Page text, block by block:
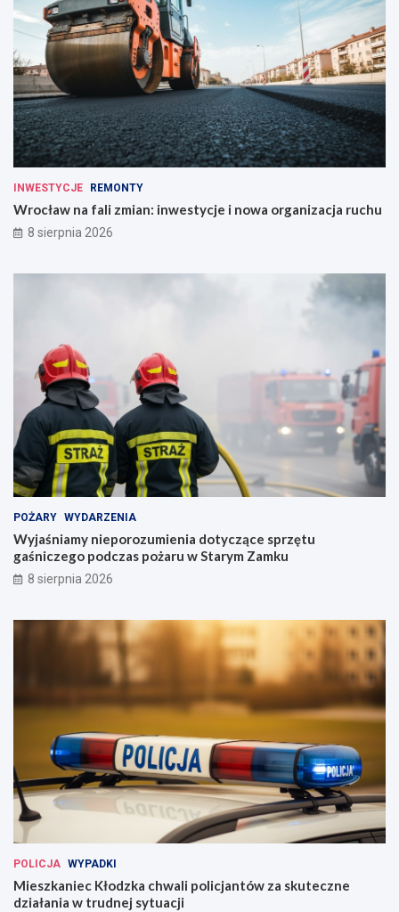
INWESTYCJE REMONTY
Wrocław na fali zmian: inwestycje i nowa organizacja ruchu
8 sierpnia 2026
POŻARY WYDARZENIA
Wyjaśniamy nieporozumienia dotyczące sprzętu
gaśniczego podczas pożaru w Starym Zamku
8 sierpnia 2026
POLICJA WYPADKI
Mieszkaniec Kłodzka chwali policjantów za skuteczne
działania w trudnej sytuacji